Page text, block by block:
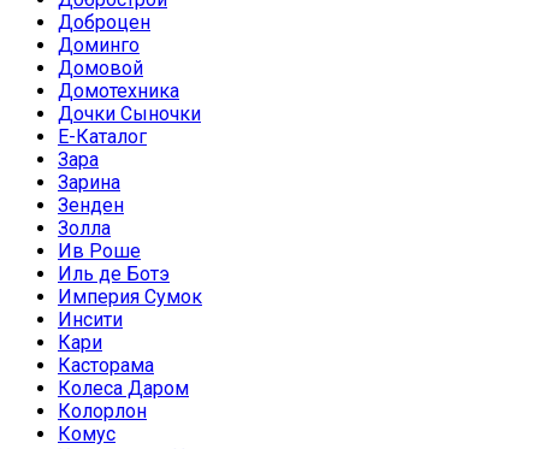
Доброцен
Доминго
Домовой
Домотехника
Дочки Сыночки
Е-Каталог
Зара
Зарина
Зенден
Золла
Ив Роше
Иль де Ботэ
Империя Сумок
Инсити
Кари
Касторама
Колеса Даром
Колорлон
Комус